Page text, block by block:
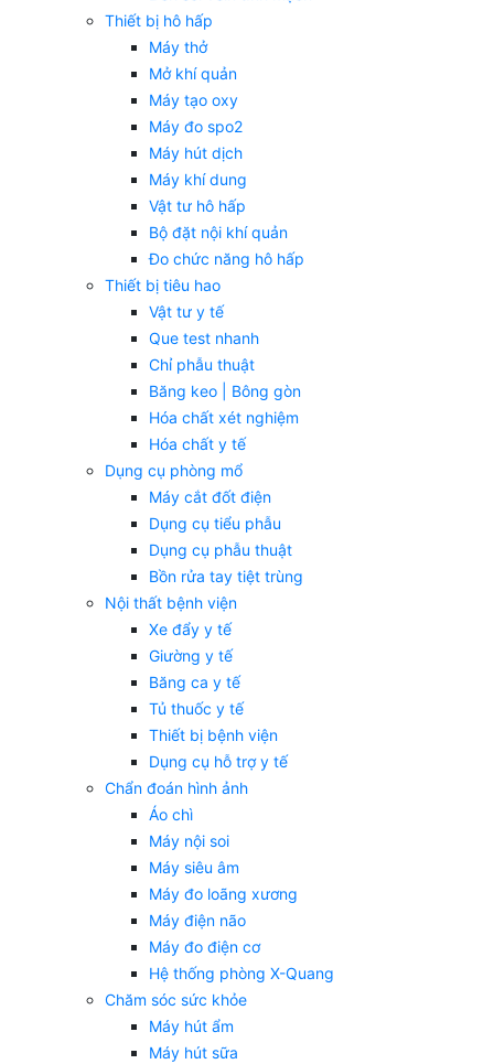
Thiết bị hô hấp
Máy thở
Mở khí quản
Máy tạo oxy
Máy đo spo2
Máy hút dịch
Máy khí dung
Vật tư hô hấp
Bộ đặt nội khí quản
Đo chức năng hô hấp
Thiết bị tiêu hao
Vật tư y tế
Que test nhanh
Chỉ phẫu thuật
Băng keo | Bông gòn
Hóa chất xét nghiệm
Hóa chất y tế
Dụng cụ phòng mổ
Máy cắt đốt điện
Dụng cụ tiểu phẫu
Dụng cụ phẫu thuật
Bồn rửa tay tiệt trùng
Nội thất bệnh viện
Xe đẩy y tế
Giường y tế
Băng ca y tế
Tủ thuốc y tế
Thiết bị bệnh viện
Dụng cụ hỗ trợ y tế
Chẩn đoán hình ảnh
Áo chì
Máy nội soi
Máy siêu âm
Máy đo loãng xương
Máy điện não
Máy đo điện cơ
Hệ thống phòng X-Quang
Chăm sóc sức khỏe
Máy hút ẩm
Máy hút sữa